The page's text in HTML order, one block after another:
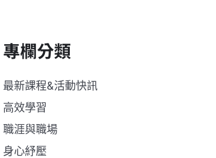
專欄分類
最新課程&活動快訊
高效學習
職涯與職場
身心紓壓